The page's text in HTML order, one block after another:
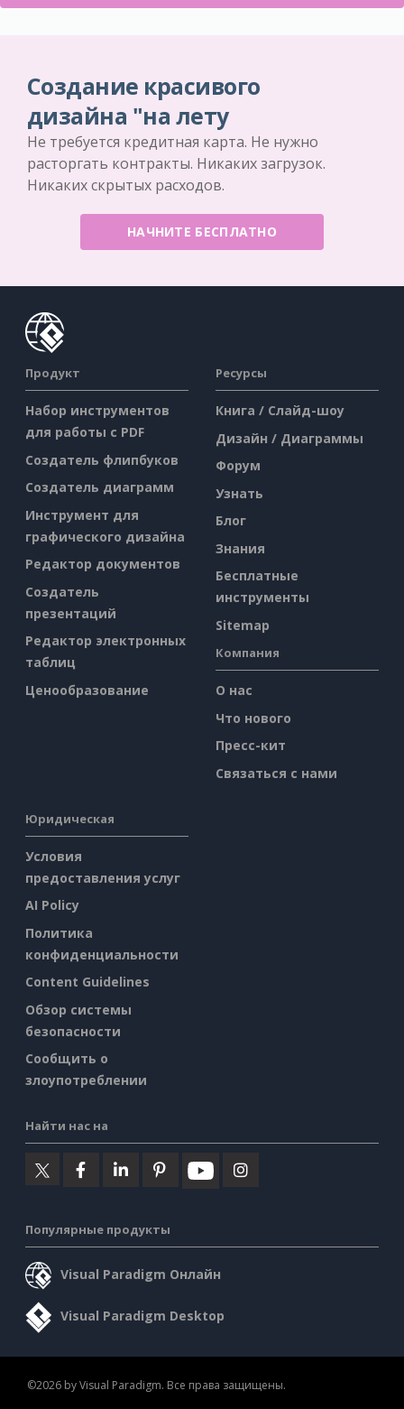
Создание красивого
дизайна "на лету
Не требуется кредитная карта. Не нужно
расторгать контракты. Никаких загрузок.
Никаких скрытых расходов.
НАЧНИТЕ БЕСПЛАТНО
Продукт
Набор инструментов
для работы с PDF
Создатель флипбуков
Создатель диаграмм
Инструмент для
графического дизайна
Редактор документов
Создатель
презентаций
Редактор электронных
таблиц
Ценообразование
Ресурсы
Книга / Слайд-шоу
Дизайн / Диаграммы
Форум
Узнать
Блог
Знания
Бесплатные
инструменты
Sitemap
Компания
О нас
Что нового
Пресс-кит
Связаться с нами
Юридическая
Условия
предоставления услуг
AI Policy
Политика
конфиденциальности
Content Guidelines
Обзор системы
безопасности
Сообщить о
злоупотреблении
Найти нас на
Популярные продукты
Visual Paradigm Онлайн
Visual Paradigm Desktop
©2026 by Visual Paradigm. Все права защищены.